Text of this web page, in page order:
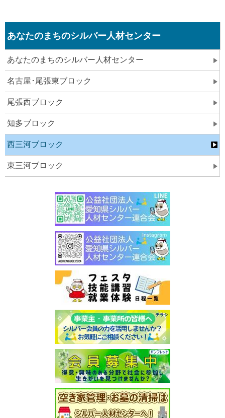
あなたのまちのシルバー人材センター
あなたのまちのシルバー人材センター
名古屋･尾張東ブロック
尾張西ブロック
知多ブロック
西三河ブロック
東三河ブロック